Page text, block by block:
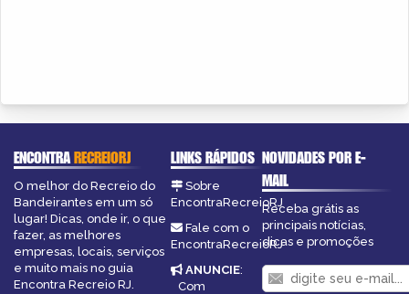
ENCONTRARECREIORJ
O melhor do Recreio do
Bandeirantes em um só
lugar! Dicas, onde ir, o que
fazer, as melhores
empresas, locais, serviços
e muito mais no guia
Encontra Recreio RJ.
LINKS RÁPIDOS
Sobre
EncontraRecreioRJ
Fale com o
EncontraRecreioRJ
ANUNCIE:
Com
NOVIDADES POR E-
MAIL
Receba grátis as
principais notícias,
dicas e promoções